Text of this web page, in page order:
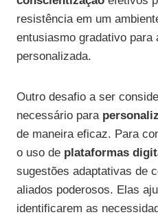
resistência em um
entusiasmo gradativo para
personalizada.
Outro desafio a ser
necessário para
de maneira eficaz. Para
o uso de plataformas
sugestões adaptativas de
aliados poderosos. Elas
identificarem as